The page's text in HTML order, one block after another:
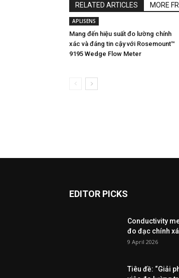
RELATED ARTICLES MORE
APLISENS
Mang đến hiệu suất đo lường chính
xác và đáng tin cậy với Rosemount™
9195 Wedge Flow Meter
EDITOR PICKS
Conductivity
đo đạc chính
9 April 2026
Tiêu đề: “Giải